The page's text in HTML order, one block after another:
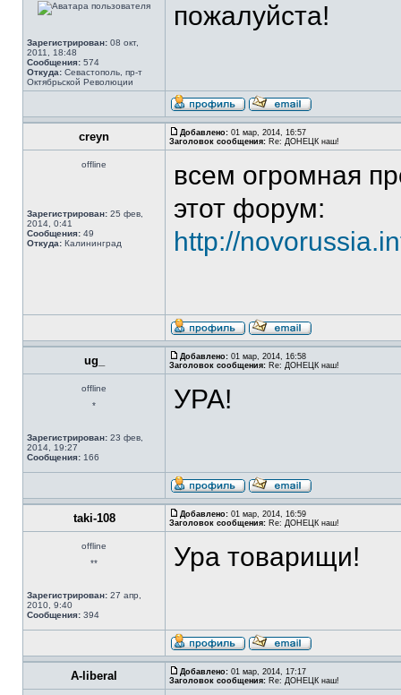
Зарегистрирован: 08 окт,
2011, 18:48
Сообщения: 574
Откуда: Севастополь, пр-т
Октябрьской Революции
пожалуйста!
creyn Добавлено: 01 мар, 2014, 16:57
Заголовок сообщения: Re: ДОНЕЦК наш!
offline
Зарегистрирован: 25 фев,
2014, 0:41
Сообщения: 49
Откуда: Калининград
всем огромная
этот форум:
http://
ug_ Добавлено: 01 мар, 2014, 16:58
Заголовок сообщения: Re: ДОНЕЦК наш!
offline
*
Зарегистрирован: 23 фев,
2014, 19:27
Сообщения: 166
УРА!
taki-108 Добавлено: 01 мар, 2014, 16:59
Заголовок сообщения: Re: ДОНЕЦК наш!
offline
**
Зарегистрирован: 27 апр,
2010, 9:40
Сообщения: 394
Ура товарищи!
A-liberal Добавлено: 01 мар, 2014, 17:17
Заголовок сообщения: Re: ДОНЕЦК наш!